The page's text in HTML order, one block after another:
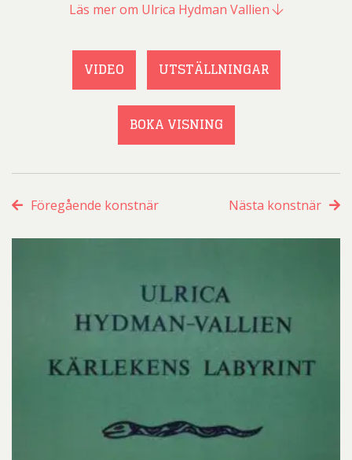
Läs mer om Ulrica Hydman Vallien
VIDEO UTSTÄLLNINGAR
BOKA VISNING
Föregående konstnär Nästa konstnär